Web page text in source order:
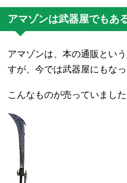
アマゾンは武器屋でもあ
アマゾンは、本の通販とい
すが、今では武器屋にもなっ
こんなものが売っていました